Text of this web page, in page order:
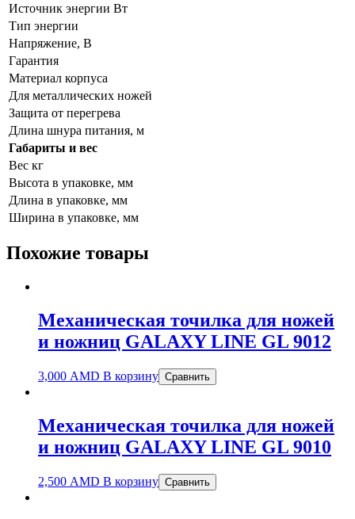
Источник энергии Вт
Тип энергии
Напряжение, В
Гарантия
Материал корпуса
Для металлических ножей
Защита от перегрева
Длина шнура питания, м
Габариты и вес
Вес кг
Высота в упаковке, мм
Длина в упаковке, мм
Ширина в упаковке, мм
Похожие товары
Механическая точилка для ножей
и ножниц GALAXY LINE GL 9012
3,000 AMD В корзину Сравнить
Механическая точилка для ножей
и ножниц GALAXY LINE GL 9010
2,500 AMD В корзину Сравнить